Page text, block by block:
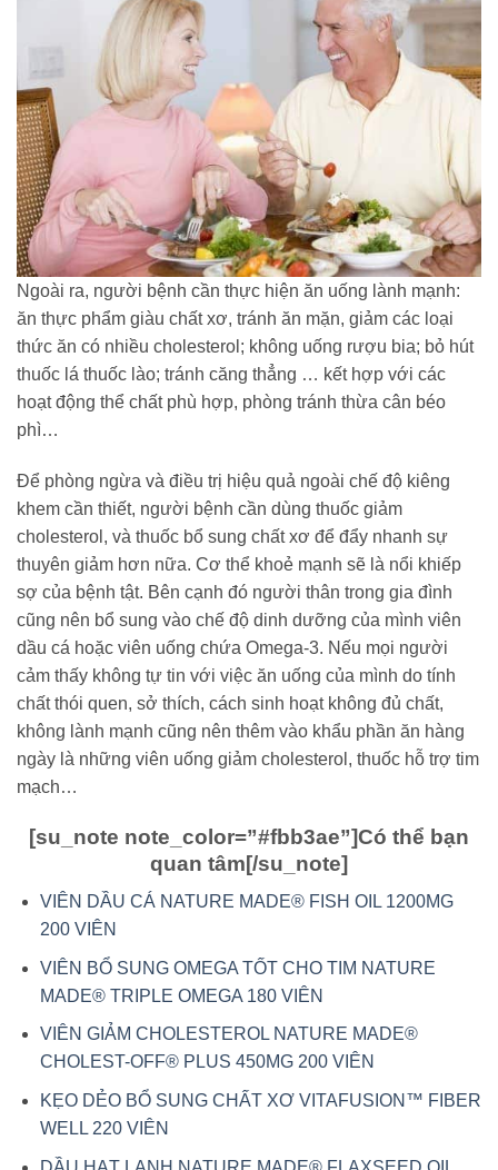
Ngoài ra, người bệnh cần thực hiện ăn uống lành mạnh:
ăn thực phẩm giàu chất xơ, tránh ăn mặn, giảm các loại
thức ăn có nhiều cholesterol; không uống rượu bia; bỏ hút
thuốc lá thuốc lào; tránh căng thẳng … kết hợp với các
hoạt động thể chất phù hợp, phòng tránh thừa cân béo
phì…
Để phòng ngừa và điều trị hiệu quả ngoài chế độ kiêng
khem cần thiết, người bệnh cần dùng thuốc giảm
cholesterol, và thuốc bổ sung chất xơ để đẩy nhanh sự
thuyên giảm hơn nữa. Cơ thể khoẻ mạnh sẽ là nổi khiếp
sợ của bệnh tật. Bên cạnh đó người thân trong gia đình
cũng nên bổ sung vào chế độ dinh dưỡng của mình viên
dầu cá hoặc viên uống chứa Omega-3. Nếu mọi người
cảm thấy không tự tin với việc ăn uống của mình do tính
chất thói quen, sở thích, cách sinh hoạt không đủ chất,
không lành mạnh cũng nên thêm vào khẩu phần ăn hàng
ngày là những viên uống giảm cholesterol, thuốc hỗ trợ tim
mạch…
[su_note note_color=”#fbb3ae”]Có thể bạn
quan tâm[/su_note]
VIÊN DẦU CÁ NATURE MADE® FISH OIL 1200MG
200 VIÊN
VIÊN BỔ SUNG OMEGA TỐT CHO TIM NATURE
MADE® TRIPLE OMEGA 180 VIÊN
VIÊN GIẢM CHOLESTEROL NATURE MADE®
CHOLEST-OFF® PLUS 450MG 200 VIÊN
KẸO DẺO BỔ SUNG CHẤT XƠ VITAFUSION™ FIBER
WELL 220 VIÊN